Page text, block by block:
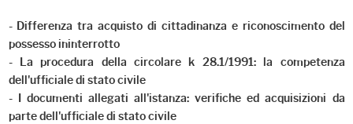
- Differenza tra acquisto di cittadinanza e riconoscimento del
possesso ininterrotto
- La procedura della circolare k 28.1/1991: la competenza
dell'ufficiale di stato civile
- I documenti allegati all'istanza: verifiche ed acquisizioni da
parte dell'ufficiale di stato civile